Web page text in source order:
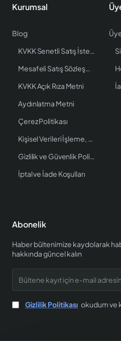
Kurumsal
Blog
KVKK Senetli Satış İstenen Bilgiler
Mesafeli Satış Sözleşmesi
KVKK Açık Rıza Metni
Aydınlatma Metni
Çerez Politikası
Kişisel Verileri İşleme, Saklama ve İmha Politikası
Gizlilik ve Güvenlik Politikası
İptal ve İade Koşulları
Abonelik
Haber bültenimize kaydolarak
hakkında güncel kalın
kayıt
için
e-
mail
Gizlilik Politikası okudum ve